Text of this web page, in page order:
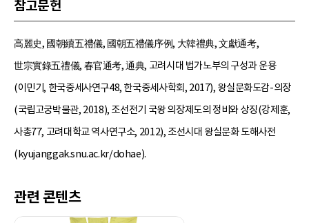
참고문헌
高麗史, 國朝續五禮儀, 國朝五禮儀序例, 大韓禮典, 文獻通考,
世宗實錄五禮儀, 春官通考, 通典, 고려시대 법가노부의 구성과 운용
(이민기, 한국중세사연구48, 한국중세사학회, 2017), 왕실문화도감-의장
(국립고궁박물관, 2018), 조선전기 국왕 의장제도의 정비와 상징(강제훈,
사총77, 고려대학교 역사연구소, 2012), 조선시대 왕실문화 도해사전
(kyujanggak.snu.ac.kr/dohae).
관련 콘텐츠